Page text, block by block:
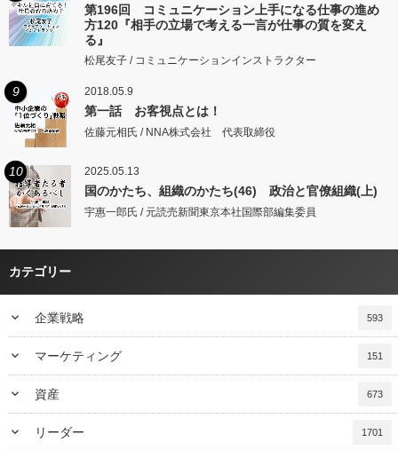
第196回 コミュニケーション上手になる仕事の進め
方120『相手の立場で考える一言が仕事の質を変え
る』
松尾友子 / コミュニケーションインストラクター
9 2018.05.9
第一話 お客視点とは！
佐藤元相氏 / NNA株式会社 代表取締役
10 2025.05.13
国のかたち、組織のかたち(46) 政治と官僚組織(上)
宇惠一郎氏 / 元読売新聞東京本社国際部編集委員
カテゴリー
keyboard_arrow_down 企業戦略 593
keyboard_arrow_down マーケティング 151
keyboard_arrow_down 資産 673
keyboard_arrow_down リーダー 1701